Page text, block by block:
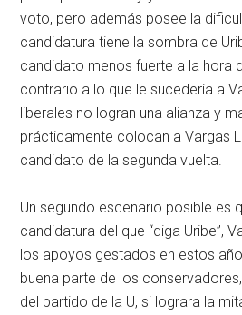
voto, pero además posee la
candidatura tiene la sombra de
candidato menos fuerte a la hora
contrario a lo que le sucedería a
liberales no logran una alianza y
prácticamente colocan a Vargas
candidato de la segunda vuelta.
Un segundo escenario posible es
candidatura del que “diga Uribe”,
los apoyos gestados en estos
buena parte de los
del partido de la U, si lograra la